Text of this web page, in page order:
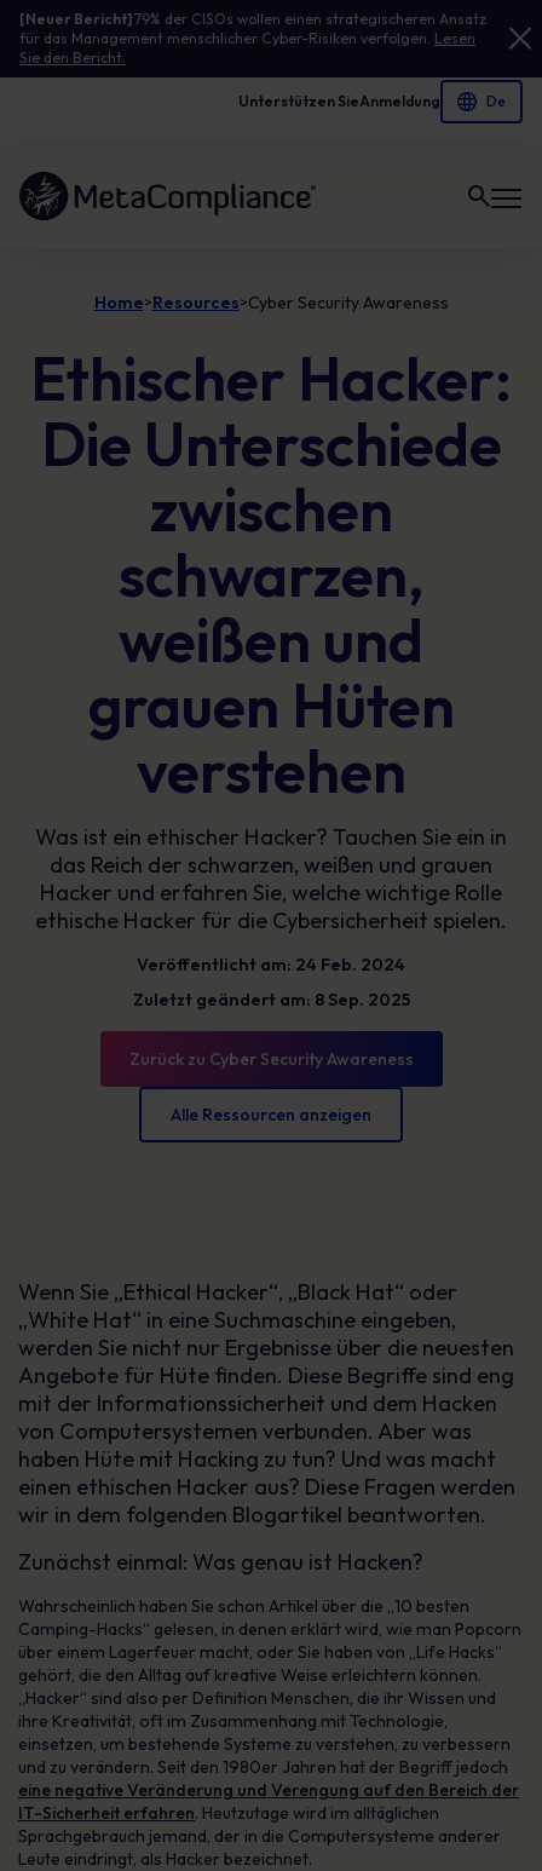
[Neuer Bericht]79% der CISOs wollen einen strategischeren Ansatz
für das Management menschlicher Cyber-Risiken verfolgen. Lesen
Sie den Bericht.
Unterstützen SieAnmeldung
Link zur Homepage
Home>Resources>Cyber Security Awareness
Ethischer Hacker:
Die Unterschiede
zwischen
schwarzen,
weißen und
grauen Hüten
verstehen
Was ist ein ethischer Hacker? Tauchen Sie ein in
das Reich der schwarzen, weißen und grauen
Hacker und erfahren Sie, welche wichtige Rolle
ethische Hacker für die Cybersicherheit spielen.
Veröffentlicht am: 24 Feb. 2024
Zuletzt geändert am: 8 Sep. 2025
Zurück zu Cyber Security Awareness
Alle Ressourcen anzeigen
Wenn Sie „Ethical Hacker“, „Black Hat“ oder
„White Hat“ in eine Suchmaschine eingeben,
werden Sie nicht nur Ergebnisse über die neuesten
Angebote für Hüte finden. Diese Begriffe sind eng
mit der Informationssicherheit und dem Hacken
von Computersystemen verbunden. Aber was
haben Hüte mit Hacking zu tun? Und was macht
einen ethischen Hacker aus? Diese Fragen werden
wir in dem folgenden Blogartikel beantworten.
Zunächst einmal: Was genau ist Hacken?
Wahrscheinlich haben Sie schon Artikel über die „10 besten
Camping-Hacks“ gelesen, in denen erklärt wird, wie man Popcorn
über einem Lagerfeuer macht, oder Sie haben von „Life Hacks“
gehört, die den Alltag auf kreative Weise erleichtern können.
„Hacker“ sind also per Definition Menschen, die ihr Wissen und
ihre Kreativität, oft im Zusammenhang mit Technologie,
einsetzen, um bestehende Systeme zu verstehen, zu verbessern
und zu verändern. Seit den 1980er Jahren hat der Begriff jedoch
eine negative Veränderung und Verengung auf den Bereich der
IT-Sicherheit erfahren. Heutzutage wird im alltäglichen
Sprachgebrauch jemand, der in die Computersysteme anderer
Leute eindringt, als Hacker bezeichnet.